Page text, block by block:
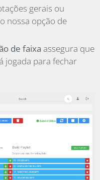
gerais ou
nossa opção de
de faixa assegura que
jogada para fechar